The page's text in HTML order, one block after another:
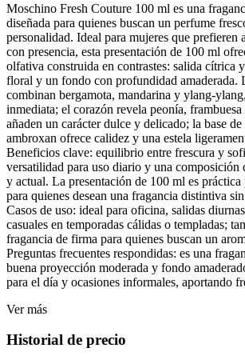
Moschino Fresh Couture 100 ml es una
diseñada para quienes buscan un perfume
personalidad. Ideal para mujeres que prefieren
con presencia, esta presentación de 100 ml
olfativa construida en contrastes: salida cítrica
floral y un fondo con profundidad amaderada.
combinan bergamota, mandarina y ylang-
inmediata; el corazón revela peonía,
añaden un carácter dulce y delicado; la base
ambroxan ofrece calidez y una estela
Beneficios clave: equilibrio entre frescura y
versatilidad para uso diario y una composición
y actual. La presentación de 100 ml es
para quienes desean una fragancia distintiva
Casos de uso: ideal para oficina, salidas
casuales en temporadas cálidas o templadas;
fragancia de firma para quienes buscan un
Preguntas frecuentes respondidas: es una
buena proyección moderada y fondo
para el día y ocasiones informales, aportando
Ver más
Historial de precio